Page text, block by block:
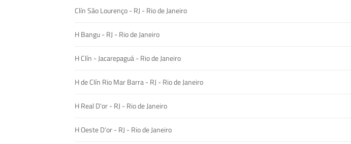
Clín São Lourenço - RJ - Rio de Janeiro
H Bangu - RJ - Rio de Janeiro
H Clín - Jacarepaguá - Rio de Janeiro
H de Clín Rio Mar Barra - RJ - Rio de Janeiro
H Real D'or - RJ - Rio de Janeiro
H Oeste D'or - RJ - Rio de Janeiro